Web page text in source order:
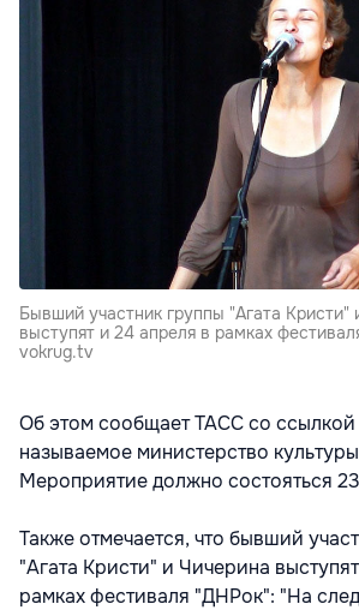
Бывший участник группы "Агата Кристи"
выступят и 24 апреля в рамках
vokrug.tv
Об этом сообщает ТАСС со ссылкой
называемое министерство
Мероприятие должно состояться
Также отмечается, что бывший
"Агата Кристи" и Чичерина
рамках фестиваля "ДНРок": "На